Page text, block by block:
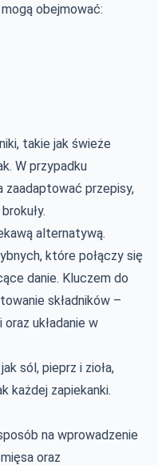
obejmować:
takie jak świeże
W przypadku
zaadaptować przepisy,
alternatywą.
które połączy się
danie. Kluczem do
składników –
układanie w
sól, pieprz i zioła,
każdej zapiekanki.
na wprowadzenie
oraz